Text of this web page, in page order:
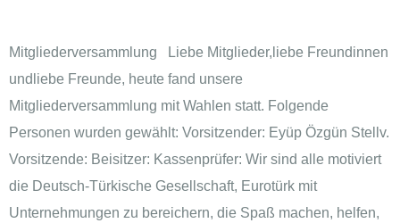
Mitgliederversammlung Liebe Mitglieder,liebe Freundinnen
undliebe Freunde, heute fand unsere
Mitgliederversammlung mit Wahlen statt. Folgende
Personen wurden gewählt: Vorsitzender: Eyüp Özgün Stellv.
Vorsitzende: Beisitzer: Kassenprüfer: Wir sind alle motiviert
die Deutsch-Türkische Gesellschaft, Eurotürk mit
Unternehmungen zu bereichern, die Spaß machen, helfen,